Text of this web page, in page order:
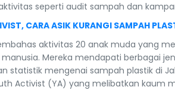
seperti audit sampah dan
CARA ASIK KURANGI SAMPAH
aktivitas 20 anak muda yang
Mereka mendapati berbagai
statistik mengenai sampah plastik di
Activist (YA) yang melibatkan kaum